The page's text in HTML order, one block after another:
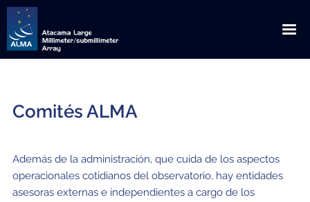
Descubrimientos
Noticias
Comités ALMA
Además de la administración, que cuida de los aspectos
operacionales cotidianos del observatorio, hay entidades
asesoras externas e independientes a cargo de los